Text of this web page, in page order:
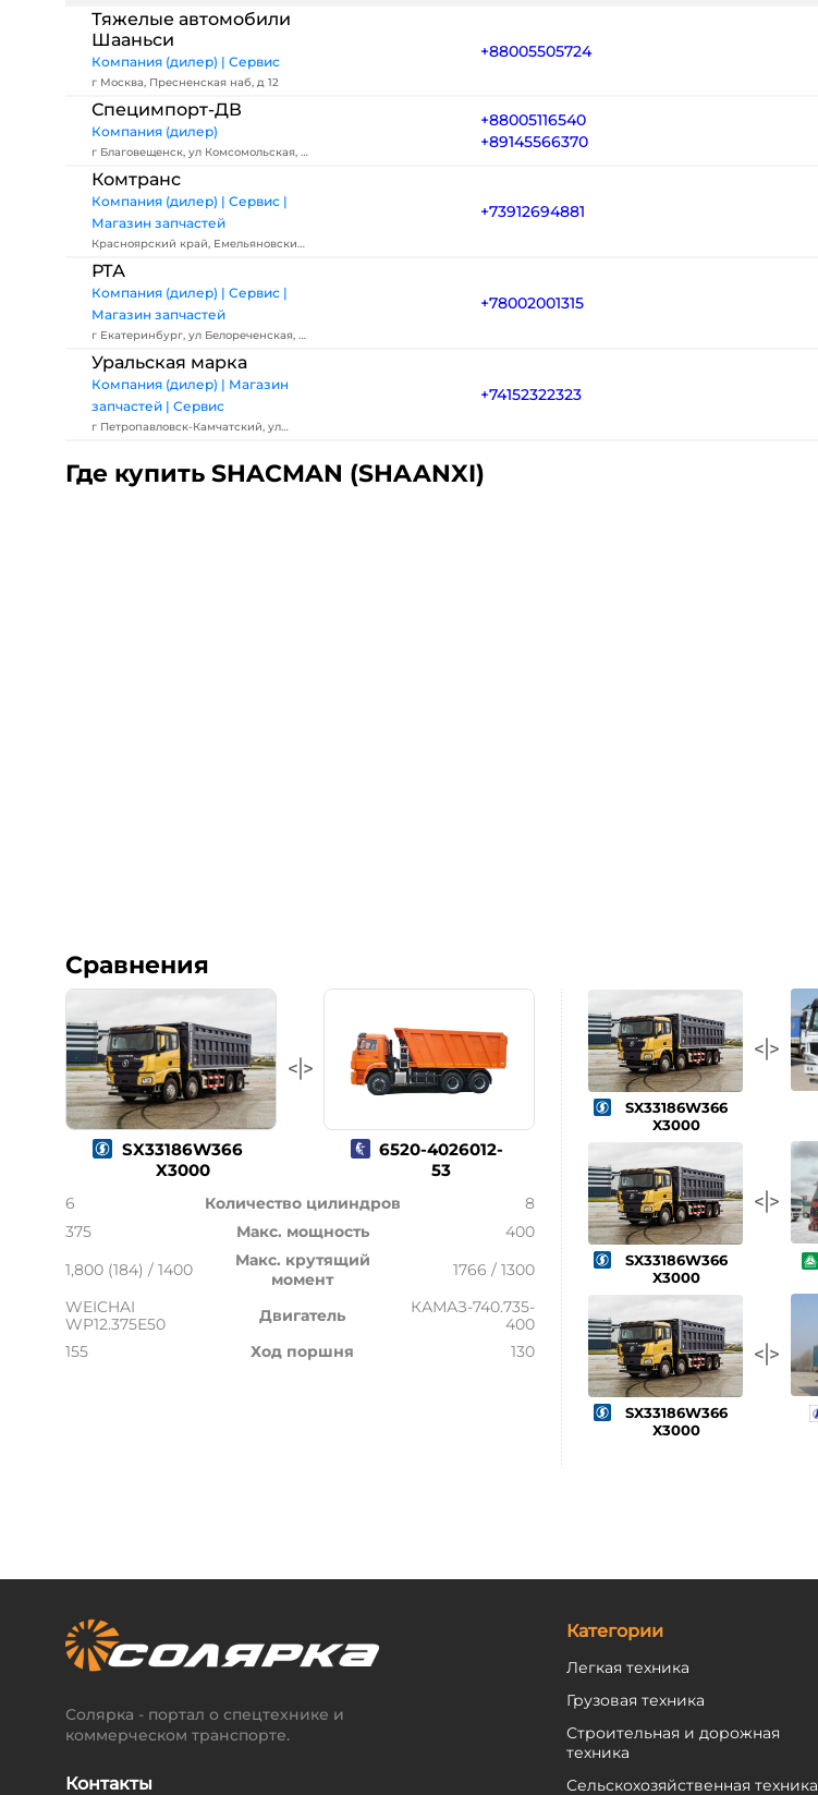
Тяжелые автомобили
Шааньси
Компания (дилер) | Сервис
г Москва, Пресненская наб, д 12
+88005505724
Специмпорт-ДВ
Компания (дилер)
г Благовещенск, ул Комсомольская, д
89
+88005116540
+89145566370
Комтранс
Компания (дилер) | Сервис |
Магазин запчастей
Красноярский край, Емельяновский
р-н, деревня Творогово
+73912694881
РТА
Компания (дилер) | Сервис |
Магазин запчастей
г Екатеринбург, ул Белореченская, д
4
+78002001315
Уральская марка
Компания (дилер) | Магазин
запчастей | Сервис
г Петропавловск-Камчатский, ул
+74152322323
Где купить SHACMAN (SHAANXI)
Сравнения
SX33186W366
X3000
6520-4026012-
53
6 Количество цилиндров
8
375
Макс. мощность
400
1,800 (184) / 1400
Макс. крутящий
момент
1766 / 1300
WEICHAI
WP12.375Е50
Двигатель
КАМАЗ-740.735-
400
155
Ход поршня 130
SX33186W366
X3000
SX33186W366
X3000
SX33186W366
X3000
Солярка - портал о спецтехнике и
коммерческом транспорте.
Контакты
Категории
Легкая техника
Грузовая техника
Строительная и дорожная
техника
Сельскохозяйственная техника